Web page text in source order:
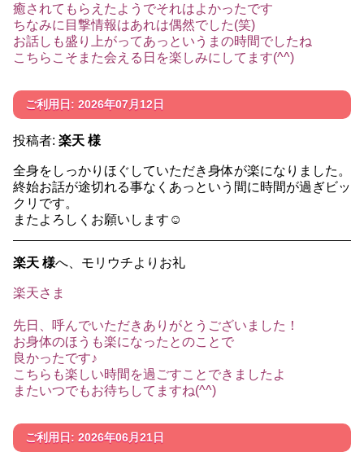
癒されてもらえたようでそれはよかったです
ちなみに目撃情報はあれは偶然でした(笑)
お話しも盛り上がってあっというまの時間でしたね
こちらこそまた会える日を楽しみにしてます(^^)
ご利用日: 2026年07月12日
投稿者: 楽天 様
全身をしっかりほぐしていただき身体が楽になりました。
終始お話が途切れる事なくあっという間に時間が過ぎビッ
クリです。
またよろしくお願いします☺️
楽天 様へ、モリウチよりお礼
楽天さま
先日、呼んでいただきありがとうございました！
お身体のほうも楽になったとのことで
良かったです♪
こちらも楽しい時間を過ごすことできましたよ
またいつでもお待ちしてますね(^^)
ご利用日: 2026年06月21日